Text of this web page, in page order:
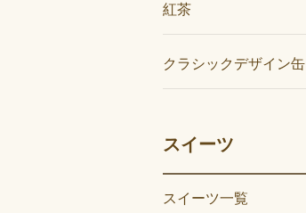
紅茶
クラシックデザイン缶
スイーツ
スイーツ一覧